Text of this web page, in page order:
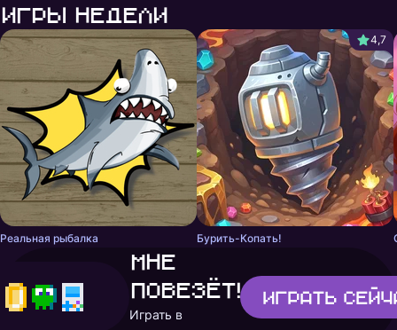
Игры недели
Реальная рыбалка
4,7
Бурить-Копать!
Мне
повезёт!
Играть в
Играть